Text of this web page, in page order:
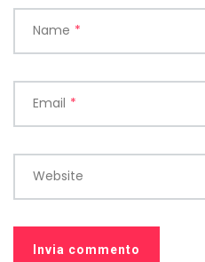
Name *
Email *
Website